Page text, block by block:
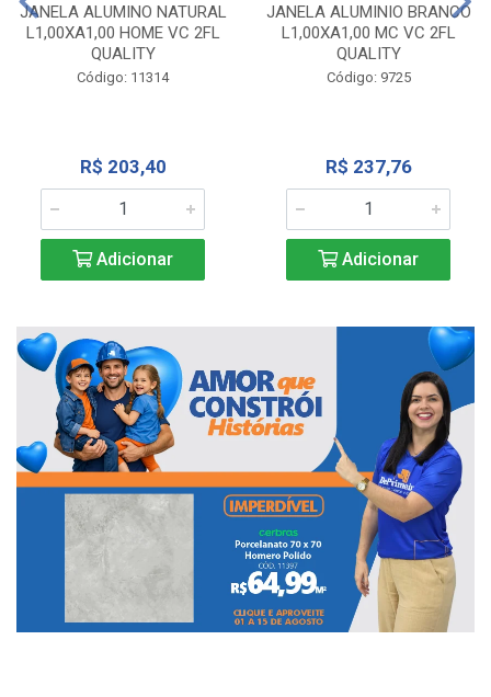
JANELA ALUMINO NATURAL
L1,00XA1,00 HOME VC 2FL
QUALITY
Código: 11314
R$ 203,40
Adicionar
JANELA ALUMINIO BRANCO
L1,00XA1,00 MC VC 2FL
QUALITY
Código: 9725
R$ 237,76
Adicionar